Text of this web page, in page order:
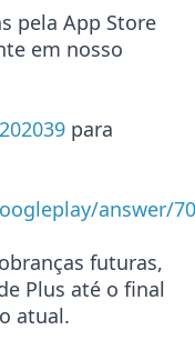
pela App Store
em nosso
para
answer/
futuras,
Plus até o final
atual.